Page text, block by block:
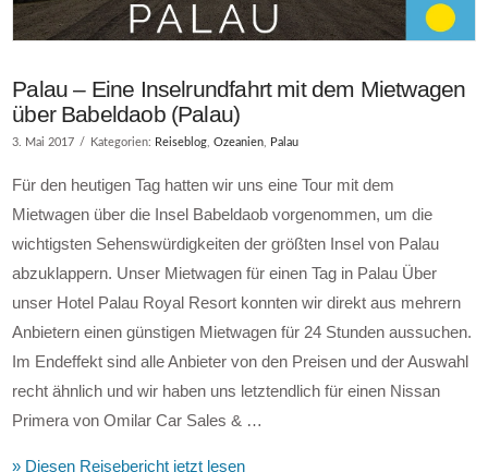
Palau – Eine Inselrundfahrt mit dem Mietwagen
über Babeldaob (Palau)
3. Mai 2017 Kategorien: Reiseblog ,Ozeanien Palau
Für den heutigen Tag hatten wir uns eine Tour mit dem
Mietwagen über die Insel Babeldaob vorgenommen, um die
wichtigsten Sehenswürdigkeiten der größten Insel von Palau
abzuklappern. Unser Mietwagen für einen Tag in Palau Über
unser Hotel Palau Royal Resort konnten wir direkt aus mehrern
Anbietern einen günstigen Mietwagen für 24 Stunden aussuchen.
Im Endeffekt sind alle Anbieter von den Preisen und der Auswahl
recht ähnlich und wir haben uns letztendlich für einen Nissan
Primera von Omilar Car Sales & …
» Diesen Reisebericht jetzt lesen